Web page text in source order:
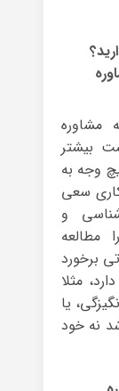
مشاوره
بیشتر
وجه به
سعی
و
مطالعه
برخورد
مثلا
یا
نه خود